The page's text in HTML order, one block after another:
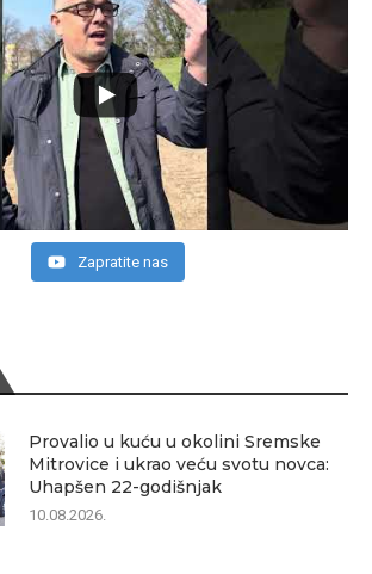
Provalio u kuću u okolini Sremske
Mitrovice i ukrao veću svotu novca:
Uhapšen 22-godišnjak
10.08.2026.
Zapratite nas